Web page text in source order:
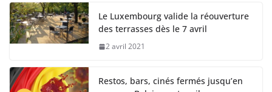
Le Luxembourg valide la réouverture
des terrasses dès le 7 avril
2 avril 2021
Restos, bars, cinés fermés jusqu’en